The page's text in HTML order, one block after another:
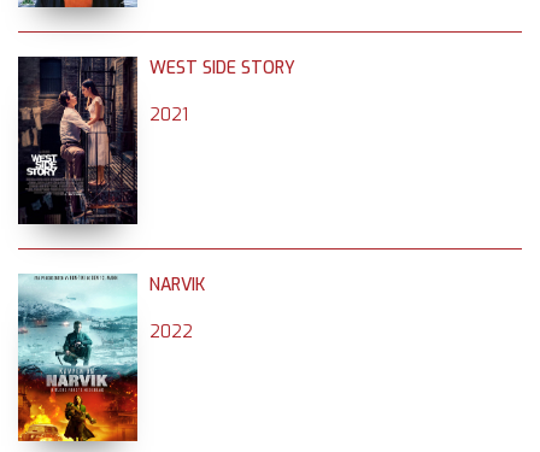
WEST SIDE STORY
2021
NARVIK
2022